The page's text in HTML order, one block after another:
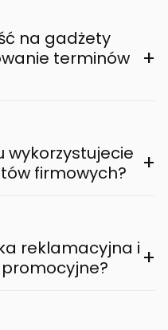
na gadżety
terminów
+
firmowych?
+
reklamacyjna i +